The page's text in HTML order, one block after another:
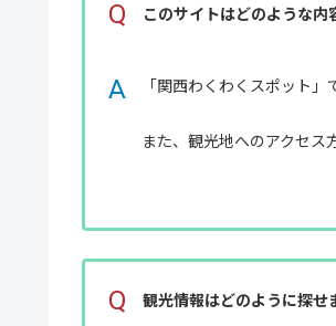
Q このサイトはどのような内
A 「関西わくわくスポット
また、観光地へのアクセス
Q 観光情報はどのように探せ